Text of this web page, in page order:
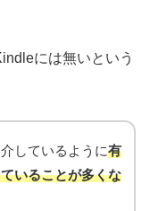
には無いという
しているように有
いることが多くな